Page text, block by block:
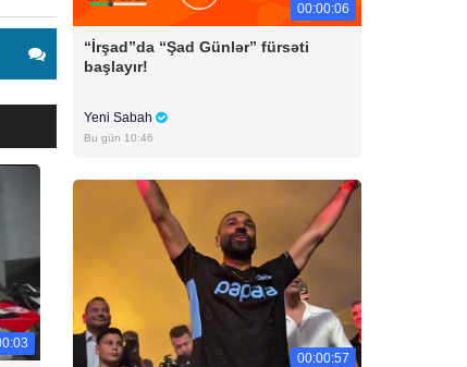
00:00:06
“İrşad”da “Şad Günlər” fürsəti
başlayır!
Yeni Sabah
Bu gün 10:46
00:00:57